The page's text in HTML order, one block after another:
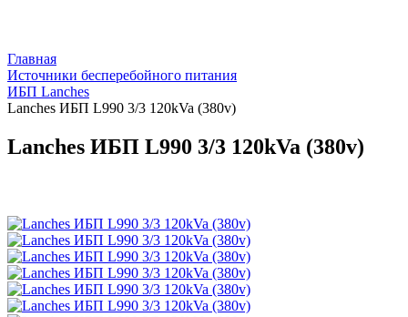
Главная
Источники бесперебойного питания
ИБП Lanches
Lanches ИБП L990 3/3 120kVa (380v)
Lanches ИБП L990 3/3 120kVa (380v)